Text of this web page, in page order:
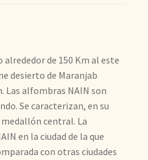
alrededor de 150 Km al este
desierto de Maranjab
Las alfombras NAIN son
Se caracterizan, en su
central. La
en la ciudad de la que
con otras ciudades